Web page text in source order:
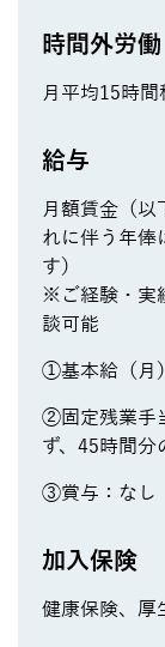
時間外労働
月平均15時間
給与
月額賃金（
れに伴う年俸
す）
※ご経験・実
談可能
①基本給（月
②固定残業手
ず、45時間分
③賞与：なし
加入保険
健康保険、厚